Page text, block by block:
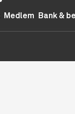
Medlem Bank &